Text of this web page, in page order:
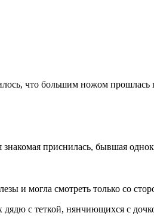
что большим ножом прошлась
приснилась, бывшая
и могла смотреть только со
с теткой, нянчиющихся с